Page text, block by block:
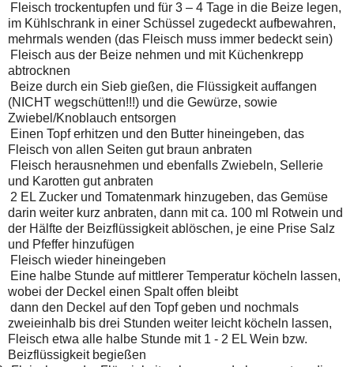
Fleisch trockentupfen und für 3 – 4 Tage in die Beize legen,
im Kühlschrank in einer Schüssel zugedeckt aufbewahren,
mehrmals wenden (das Fleisch muss immer bedeckt sein)
Fleisch aus der Beize nehmen und mit Küchenkrepp
abtrocknen
Beize durch ein Sieb gießen, die Flüssigkeit auffangen
(NICHT wegschütten!!!) und die Gewürze, sowie
Zwiebel/Knoblauch entsorgen
Einen Topf erhitzen und den Butter hineingeben, das
Fleisch von allen Seiten gut braun anbraten
Fleisch herausnehmen und ebenfalls Zwiebeln, Sellerie
und Karotten gut anbraten
2 EL Zucker und Tomatenmark hinzugeben, das Gemüse
darin weiter kurz anbraten, dann mit ca. 100 ml Rotwein und
der Hälfte der Beizflüssigkeit ablöschen, je eine Prise Salz
und Pfeffer hinzufügen
Fleisch wieder hineingeben
Eine halbe Stunde auf mittlerer Temperatur köcheln lassen,
wobei der Deckel einen Spalt offen bleibt
dann den Deckel auf den Topf geben und nochmals
zweieinhalb bis drei Stunden weiter leicht köcheln lassen,
Fleisch etwa alle halbe Stunde mit 1 - 2 EL Wein bzw.
Beizflüssigkeit begießen